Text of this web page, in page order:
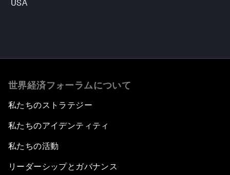
USA
世界経済フォーラムについて
私たちのストラテジー
私たちのアイデンティティ
私たちの活動
リーダーシップとガバナンス